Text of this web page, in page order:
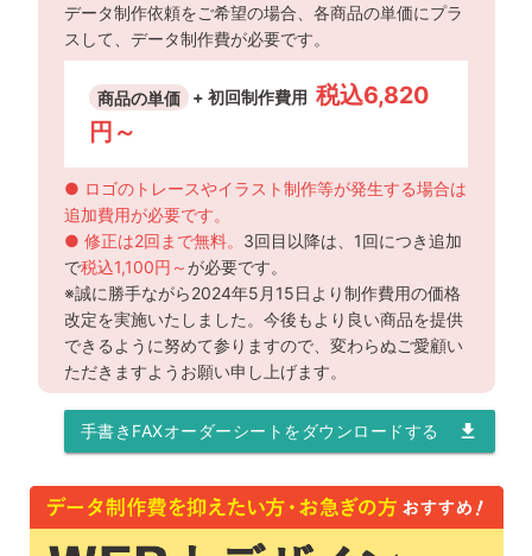
データ制作依頼をご希望の場合、各商品の単価にプラ
スして、データ制作費が必要です。
商品の単価 + 初回制作費用 税込6,820
円～
● ロゴのトレースやイラスト制作等が発生する場合は
追加費用が必要です。
● 修正は2回まで無料。 3回目以降は、1回につき追加
で税込1,100円～が必要です。
※誠に勝手ながら2024年5月15日より制作費用の価格
改定を実施いたしました。今後もより良い商品を提供
できるように努めて参りますので、変わらぬご愛顧い
ただきますようお願い申し上げます。
file_download
手書きFAXオーダーシートをダウンロードする